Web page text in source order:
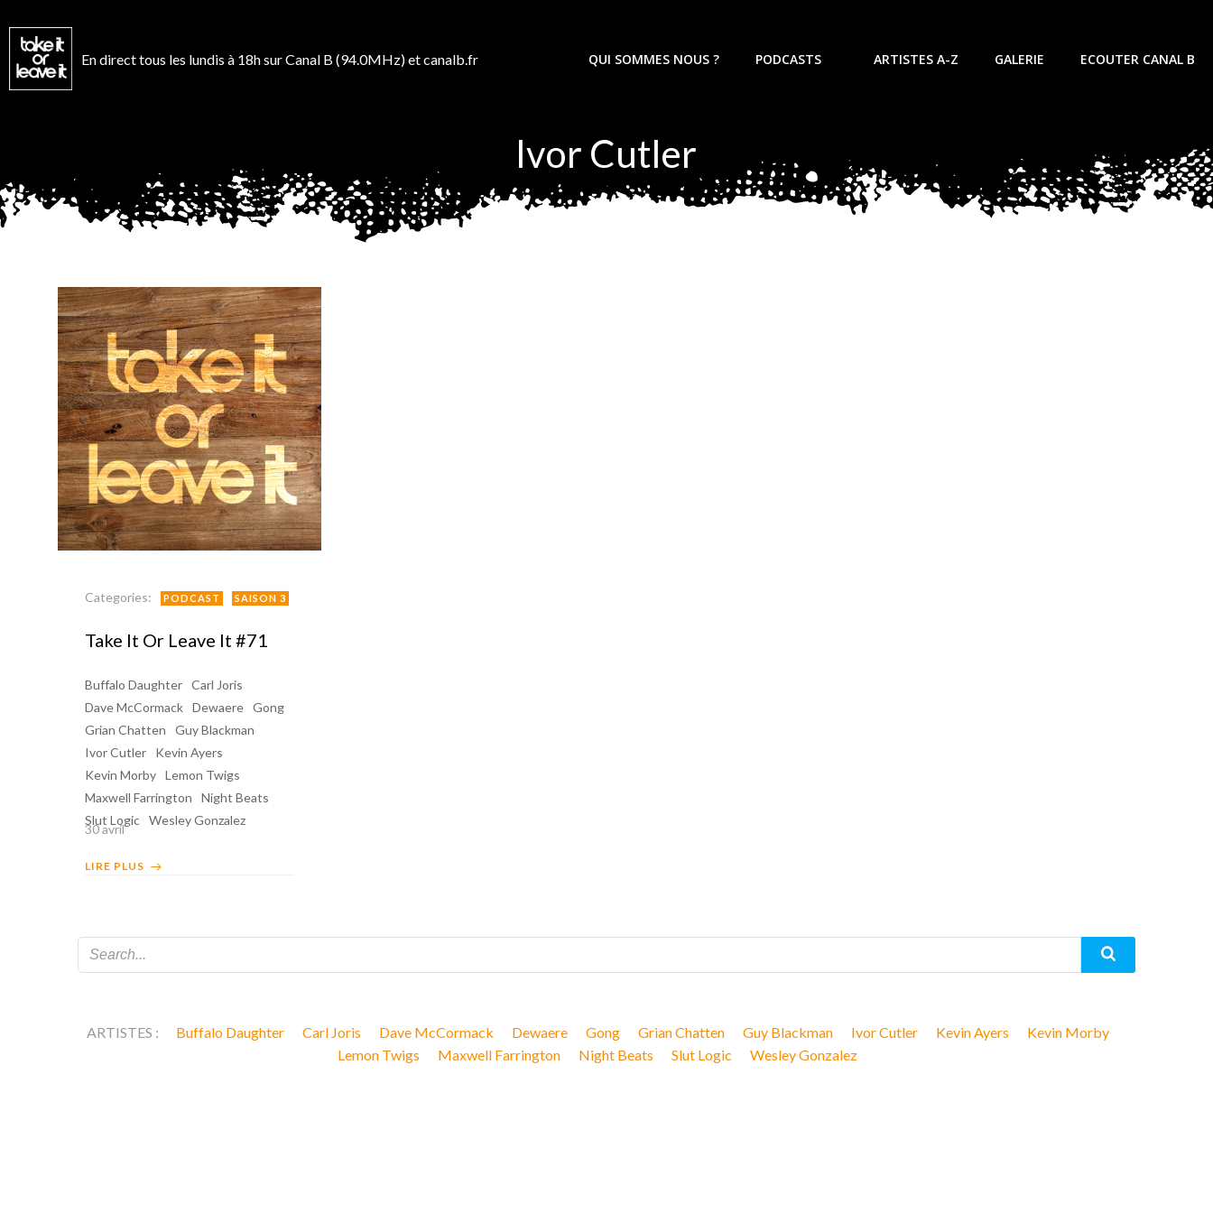
au
contenu
En direct tous les lundis à 18h sur Canal B (94.0MHz) et canalb.fr QUI SOMMES NOUS ? PODCASTS ARTISTES A-Z GALERIE ECOUTER CANAL B
Ivor Cutler
Categories: PODCAST SAISON 3
Take It Or Leave It #71
Buffalo Daughter Carl Joris
Dave McCormack Dewaere Gong
Grian Chatten
Guy Blackman
Ivor Cutler
Kevin Ayers
Kevin Morby Lemon Twigs
Maxwell Farrington
Night Beats
Slut Logic Wesley Gonzalez
30 avril
LIRE PLUS
ARTISTES : Buffalo Daughter Carl Joris Dave McCormack Dewaere Gong Grian Chatten Guy Blackman Ivor Cutler Kevin Ayers
Kevin Morby
Lemon Twigs
Maxwell Farrington Night Beats Slut Logic Wesley Gonzalez